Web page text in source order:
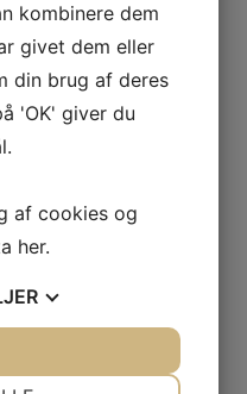
snak om
mere om vores ydelser
kombinere dem
givet dem eller
din brug af deres
'OK' giver du
af cookies og
her.